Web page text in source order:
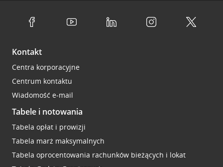
Kontakt
Centra korporacyjne
Centrum kontaktu
Wiadomość e-mail
Tabele i notowania
Tabela opłat i prowizji
Tabela marż maksymalnych
Tabela oprocentowania rachunków bieżących i lokat